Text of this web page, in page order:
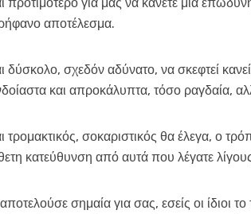
αποτέλεσμα.
δύσκολο, σχεδόν αδύνατο, να σκεφτεί
και απροκάλυπτα, τόσο ραγδαία,
τρομακτικός, σοκαριστικός θα έλεγα, ο
κατεύθυνση από αυτά που λέγατε
σημαία για σας, εσείς οι ίδιοι